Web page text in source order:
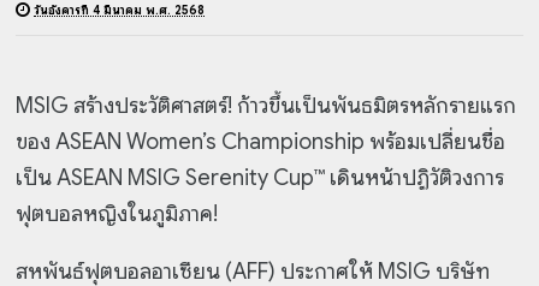
วันอังคารที่ 4 มีนาคม พ.ศ. 2568
MSIG สร้างประวัติศาสตร์! ก้าวขึ้นเป็นพันธมิตรหลักรายแรก
ของ ASEAN Women’s Championship พร้อมเปลี่ยนชื่อ
เป็น ASEAN MSIG Serenity Cup™ เดินหน้าปฏิวัติวงการ
ฟุตบอลหญิงในภูมิภาค!
สหพันธ์ฟุตบอลอาเซียน (AFF) ประกาศให้ MSIG บริษัท